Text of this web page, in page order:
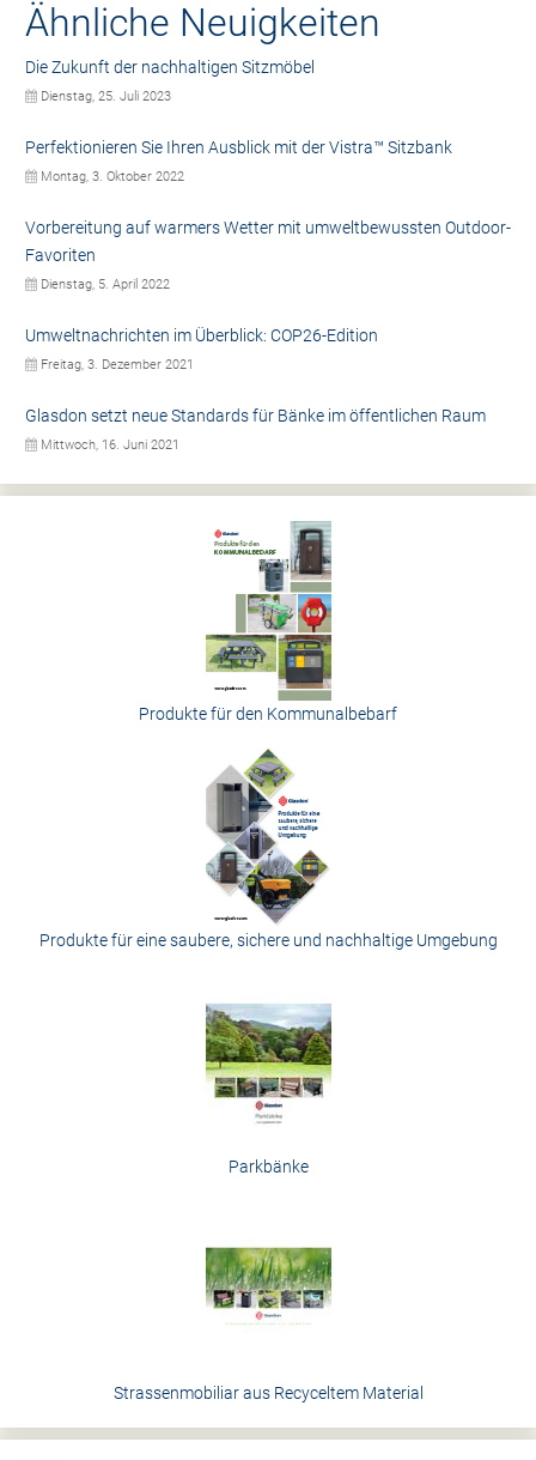
Ähnliche Neuigkeiten
Die Zukunft der nachhaltigen Sitzmöbel
Dienstag, 25. Juli 2023
Perfektionieren Sie Ihren Ausblick mit der Vistra™ Sitzbank
Montag, 3. Oktober 2022
Vorbereitung auf warmers Wetter mit umweltbewussten Outdoor-
Favoriten
Dienstag, 5. April 2022
Umweltnachrichten im Überblick: COP26-Edition
Freitag, 3. Dezember 2021
Glasdon setzt neue Standards für Bänke im öffentlichen Raum
Mittwoch, 16. Juni 2021
Produkte für den Kommunalbebarf
Produkte für eine saubere, sichere und nachhaltige Umgebung
Parkbänke
Strassenmobiliar aus Recyceltem Material